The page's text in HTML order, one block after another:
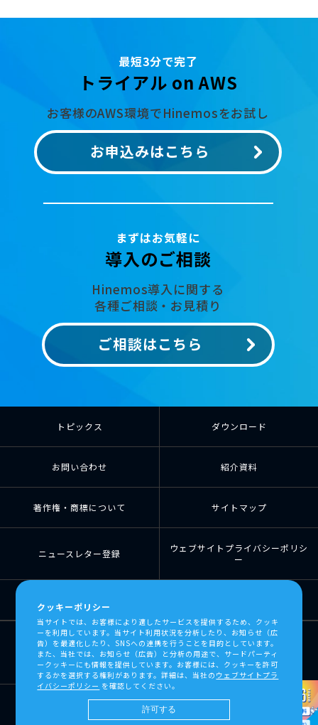
最短3分で完了
トライアル on AWS
お客様のAWS環境でHinemosをお試し
お申込みはこちら
まずはお気軽に
導入のご相談
Hinemos導入に関する
各種ご相談・お見積り
ご相談はこちら
トピックス ダウンロード
お問い合わせ 紹介資料
著作権・商標について サイトマップ
ニュースレター登録
ウェブサイトプライバシーポリシ
ー
クッキーポリシー
当サイトでは、お客様により適したサービスを提供するため、クッキ
ーを利用しています。当サイト利用状況を分析したり、お知らせ（広
告）を最適化したり、SNSへの連携を行うことを目的としています。
また、当社では、お知らせ（広告）と分析の用途で、サードパーティ
ークッキーにも情報を提供しています。お客様には、クッキーを許可
するかを選択する権利があります。詳細は、当社の ウェブサイトプラ
イバシーポリシー を確認してください。
許可する